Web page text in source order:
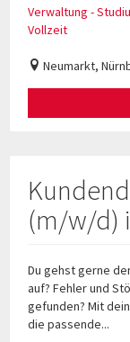
Verwaltung -
Vollzeit
Neumarkt,
(m/w/d)
Du gehst gerne
auf? Fehler und
gefunden? Mit
die passende...